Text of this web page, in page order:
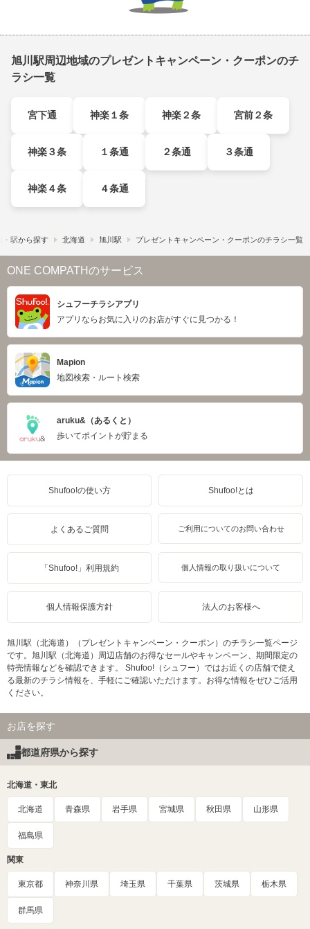
旭川駅周辺地域のプレゼントキャンペーン・クーポンのチ
ラシ一覧
宮下通 神楽１条 神楽２条 宮前２条
神楽３条 １条通 ２条通 ３条通
神楽４条 ４条通
・駅から探す 北海道 旭川駅 プレゼントキャンペーン・クーポンのチラシ一覧
ONE COMPATHのサービス
シュフーチラシアプリ
アプリならお気に入りのお店がすぐに見つかる！
Mapion
地図検索・ルート検索
aruku&（あるくと）
歩いてポイントが貯まる
Shufoo!の使い方 Shufoo!とは
よくあるご質問 ご利用についてのお問い合わせ
「Shufoo!」利用規約 個人情報の取り扱いについて
個人情報保護方針 法人のお客様へ
旭川駅（北海道）（プレゼントキャンペーン・クーポン）のチラシ一覧ページ
です。旭川駅（北海道）周辺店舗のお得なセールやキャンペーン、期間限定の
特売情報などを確認できます。 Shufoo!（シュフー）ではお近くの店舗で使え
る最新のチラシ情報を、手軽にご確認いただけます。お得な情報をぜひご活用
ください。
お店を探す
都道府県から探す
北海道・東北
北海道 青森県 岩手県 宮城県 秋田県 山形県
福島県
関東
東京都 神奈川県 埼玉県 千葉県 茨城県 栃木県
群馬県